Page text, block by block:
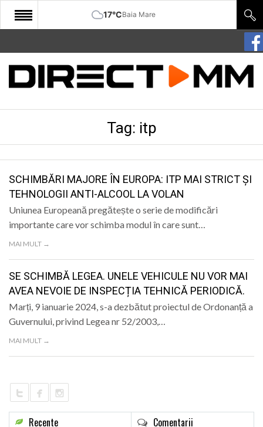
17°CBaia Mare
START
COMUNITATE
SANATATE
SPORT
SPECIAL
POLITIC
LIFE
Tag: itp
SCHIMBĂRI MAJORE ÎN EUROPA: ITP MAI STRICT ȘI
TEHNOLOGII ANTI-ALCOOL LA VOLAN
Uniunea Europeană pregătește o serie de modificări
importante care vor schimba modul în care sunt…
MAI MULT →
SE SCHIMBĂ LEGEA. UNELE VEHICULE NU VOR MAI
AVEA NEVOIE DE INSPECȚIA TEHNICĂ PERIODICĂ.
Marți, 9 ianuarie 2024, s-a dezbătut proiectul de Ordonanță a
Guvernului, privind Legea nr 52/2003,…
MAI MULT →
Recente Comentarii